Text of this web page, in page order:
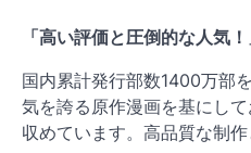
「高い評価と圧倒的な人気！
国内累計発行部数1400万部
気を誇る原作漫画を基にし
収めています。高品質な制作